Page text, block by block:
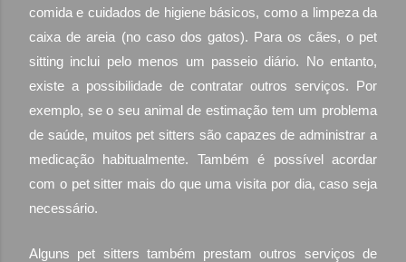
comida e cuidados de higiene básicos, como a limpeza da
caixa de areia (no caso dos gatos). Para os cães, o pet
sitting inclui pelo menos um passeio diário. No entanto,
existe a possibilidade de contratar outros serviços. Por
exemplo, se o seu animal de estimação tem um problema
de saúde, muitos pet sitters são capazes de administrar a
medicação habitualmente. Também é possível acordar
com o pet sitter mais do que uma visita por dia, caso seja
necessário.
Alguns pet sitters também prestam outros serviços de